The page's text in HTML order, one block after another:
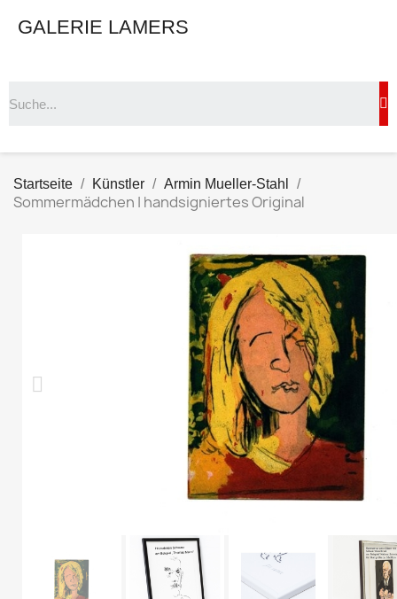
GALERIE LAMERS
Startseite Künstler Armin Mueller-Stahl
Sommermädchen | handsigniertes Original